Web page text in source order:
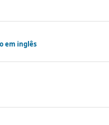
em inglês